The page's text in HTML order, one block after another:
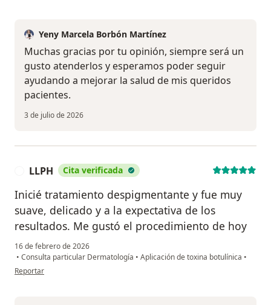
Yeny Marcela Borbón Martínez
Muchas gracias por tu opinión, siempre será un
gusto atenderlos y esperamos poder seguir
ayudando a mejorar la salud de mis queridos
pacientes.
3 de julio de 2026
LLPH Cita verificada
Inicié tratamiento despigmentante y fue muy
suave, delicado y a la expectativa de los
resultados. Me gustó el procedimiento de hoy
16 de febrero de 2026
• Consulta particular Dermatología • Aplicación de toxina botulínica •
en opinión del usuario LLPH
Reportar